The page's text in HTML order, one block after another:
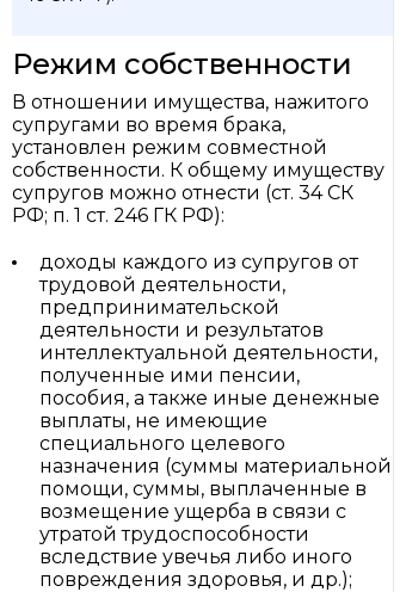
Режим собственности
В отношении имущества, нажитого
супругами во время брака,
установлен режим совместной
собственности. К общему имуществу
супругов можно отнести (ст. 34 СК
РФ; п. 1 ст. 246 ГК РФ):
доходы каждого из супругов от
трудовой деятельности,
предпринимательской
деятельности и результатов
интеллектуальной деятельности,
полученные ими пенсии,
пособия, а также иные денежные
выплаты, не имеющие
специального целевого
назначения (суммы материальной
помощи, суммы, выплаченные в
возмещение ущерба в связи с
утратой трудоспособности
вследствие увечья либо иного
повреждения здоровья, и др.);